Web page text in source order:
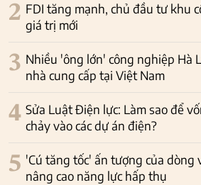
2 FDI tăng mạnh, chủ đầu tư khu
giá trị mới
3 Nhiều 'ông lớn' công nghiệp Hà
nhà cung cấp tại Việt Nam
4 Sửa Luật Điện lực: Làm sao để
chảy vào các dự án điện?
5 'Cú tăng tốc' ấn tượng của dòng
nâng cao năng lực hấp thụ